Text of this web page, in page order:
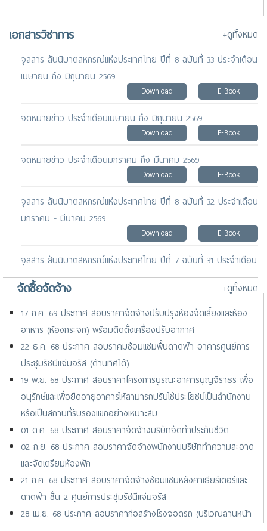
เอกสารวิชาการ
+ดูทั้งหมด
จุลสาร สันนิบาตสหกรณ์แห่งประเทศไทย ปีที่ 8 ฉบับที่ 33 ประจำเดือน
เมษายน ถึง มิถุนายน 2569
Download E-Book
จดหมายข่าว ประจำเดือนเมษายน ถึง มิถุนายน 2569
Download E-Book
จดหมายข่าว ประจำเดือนมกราคม ถึง มีนาคม 2569
Download E-Book
จุลสาร สันนิบาตสหกรณ์แห่งประเทศไทย ปีที่ 8 ฉบับที่ 32 ประจำเดือน
มกราคม - มีนาคม 2569
Download E-Book
จุลสาร สันนิบาตสหกรณ์แห่งประเทศไทย ปีที่ 7 ฉบับที่ 31 ประจำเดือน
ธันวาคม 2568
E-Book
จดหมายข่าว ประจำเดือนพฤศจิกายน 2568
Download
จัดซื้อจัดจ้าง
+ดูทั้งหมด
17 ก.ค. 69 ประกาศ สอบราคาจัดจ้างปรับปรุงห้องจัดเลี้ยงและห้อง
อาหาร (ห้องกระจก) พร้อมติดตั้งเครื่องปรับอากาศ
22 ธ.ค. 68 ประกาศ สอบราคมซ่อมแซมพื้นดาดฟ้า อาคารศูนย์การ
ประชุมรัชนีแจ่มจรัส (ด้านทิศใต้)
19 พ.ย. 68 ประกาศ สอบราคาโครงการบูรณะอาคารบุญจิราธร เพื่อ
อนุรักษ์และเพื่อยืดอายุอาคารให้สามารถปรับใช้ประโยชน์เป็นสำนักงาน
หรือเป็นสถานที่รับรองแขกอย่างเหมาะสม
01 ต.ค. 68 ประกาศ สอบราคาจัดจ้างบริษัทจัดทำประกันชีวิต
02 ก.ย. 68 ประกาศ สอบราคาจัดจ้างพนักงานบริษัททำความสะอาด
และจัดเตรียมห้องพัก
21 ก.ค. 68 ประกาศ สอบราคาจัดจ้างซ่อมแซมหลังคาเธียร์เตอร์และ
ดาดฟ้า ชั้น 2 ศูนย์การประชุมรัชนีแจ่มจรัส
28 เม.ย. 68 ประกาศ สอบราคาก่อสร้างโรงจอดรถ (บริเวณลานหน้า